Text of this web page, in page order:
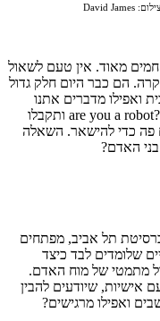
David James
חמים מאוד. אין טעם לשאול
קרה. הם כבר היום חלק גדול
ואפילו מדברים אתנו
מתוך הטלפון הנייד (נסו לשאול את " are you a robot?" SIRI ותקבלו
פה כדי להישאר. השאלה
האדם?
תל אביב, מפתחים
שלומדים לבד כיצד
מתמטי של מוח האדם.
אישיות, שיודעים להבין
ואפילו מרגישים?